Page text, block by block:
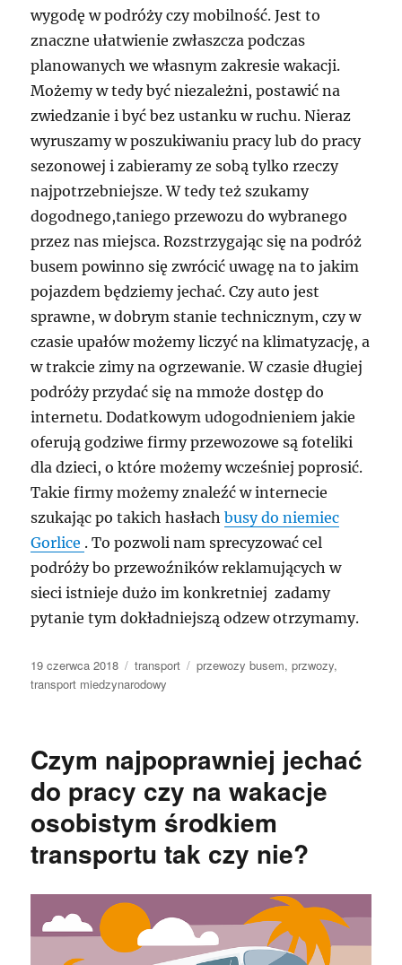
wygodę w podróży czy mobilność. Jest to
znaczne ułatwienie zwłaszcza podczas
planowanych we własnym zakresie wakacji.
Możemy w tedy być niezależni, postawić na
zwiedzanie i być bez ustanku w ruchu. Nieraz
wyruszamy w poszukiwaniu pracy lub do pracy
sezonowej i zabieramy ze sobą tylko rzeczy
najpotrzebniejsze. W tedy też szukamy
dogodnego,taniego przewozu do wybranego
przez nas miejsca. Rozstrzygając się na podróż
busem powinno się zwrócić uwagę na to jakim
pojazdem będziemy jechać. Czy auto jest
sprawne, w dobrym stanie technicznym, czy w
czasie upałów możemy liczyć na klimatyzację, a
w trakcie zimy na ogrzewanie. W czasie długiej
podróży przydać się na mmoże dostęp do
internetu. Dodatkowym udogodnieniem jakie
oferują godziwe firmy przewozowe są foteliki
dla dzieci, o które możemy wcześniej poprosić.
Takie firmy możemy znaleźć w internecie
szukając po takich hasłachbusy do niemiec
Gorlice . To pozwoli nam sprecyzować cel
podróży bo przewoźników reklamujących w
sieci istnieje dużo im konkretniej zadamy
pytanie tym dokładniejszą odzew otrzymamy.
Data
publikacji
19 czerwca 2018 Kategorie
transport Tagi
przewozy busem,przwozy,
transport miedzynarodowy
Czym najpoprawniej jechać
do pracy czy na wakacje
osobistym środkiem
transportu tak czy nie?